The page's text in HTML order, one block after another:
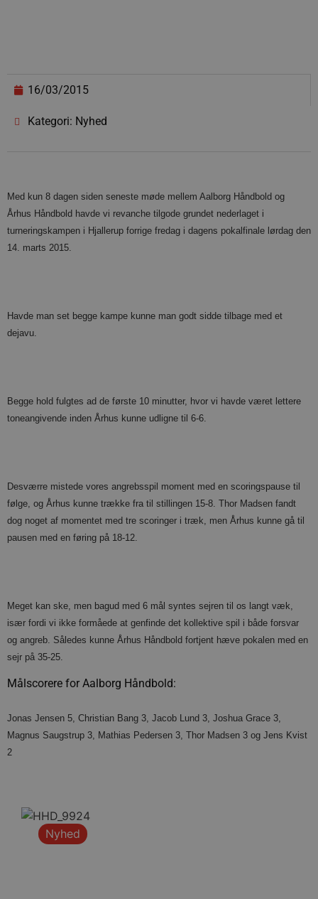
16/03/2015
Kategori: Nyhed
Med kun 8 dagen siden seneste møde mellem Aalborg Håndbold og
Århus Håndbold havde vi revanche tilgode grundet nederlaget i
turneringskampen i Hjallerup forrige fredag i dagens pokalfinale lørdag den
14. marts 2015.
Havde man set begge kampe kunne man godt sidde tilbage med et
dejavu.
Begge hold fulgtes ad de første 10 minutter, hvor vi havde været lettere
toneangivende inden Århus kunne udligne til 6-6.
Desværre mistede vores angrebsspil moment med en scoringspause til
følge, og Århus kunne trække fra til stillingen 15-8. Thor Madsen fandt
dog noget af momentet med tre scoringer i træk, men Århus kunne gå til
pausen med en føring på 18-12.
Meget kan ske, men bagud med 6 mål syntes sejren til os langt væk,
især fordi vi ikke formåede at genfinde det kollektive spil i både forsvar
og angreb. Således kunne Århus Håndbold fortjent hæve pokalen med en
sejr på 35-25.
Målscorere for Aalborg Håndbold:
Jonas Jensen 5, Christian Bang 3, Jacob Lund 3, Joshua Grace 3,
Magnus Saugstrup 3, Mathias Pedersen 3, Thor Madsen 3 og Jens Kvist
2
Nyhed